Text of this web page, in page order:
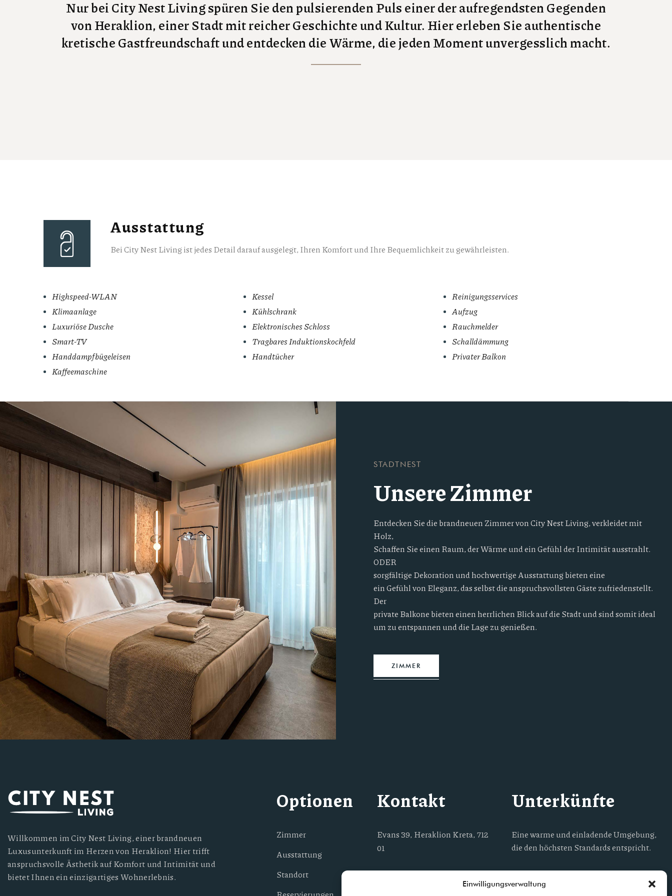
Einwilligungsverwaltung
Nur bei City Nest Living spüren Sie den pulsierenden Puls einer der aufregendsten Gegenden
von Heraklion, einer Stadt mit reicher Geschichte und Kultur. Hier erleben Sie authentische
kretische Gastfreundschaft und entdecken die Wärme, die jeden Moment unvergesslich macht.
Ausstattung
Bei City Nest Living ist jedes Detail darauf ausgelegt, Ihren Komfort und Ihre Bequemlichkeit zu gewährleisten.
Highspeed-WLAN
Klimaanlage
Luxuriöse Dusche
Smart-TV
Handdampfbügeleisen
Kaffeemaschine
Kessel
Kühlschrank
Elektronisches Schloss
Tragbares Induktionskochfeld
Handtücher
Reinigungsservices
Aufzug
Rauchmelder
Schalldämmung
Privater Balkon
STADTNEST
Unsere Zimmer
Entdecken Sie die brandneuen Zimmer von City Nest Living, verkleidet mit
Holz,
Schaffen Sie einen Raum, der Wärme und ein Gefühl der Intimität ausstrahlt.
ODER
sorgfältige Dekoration und hochwertige Ausstattung bieten eine
ein Gefühl von Eleganz, das selbst die anspruchsvollsten Gäste zufriedenstellt.
Der
private Balkone bieten einen herrlichen Blick auf die Stadt und sind somit ideal
um zu entspannen und die Lage zu genießen.
ZIMMER
Willkommen im City Nest Living, einer brandneuen
Luxusunterkunft im Herzen von Heraklion! Hier trifft
anspruchsvolle Ästhetik auf Komfort und Intimität und
bietet Ihnen ein einzigartiges Wohnerlebnis.
Optionen
Zimmer
Ausstattung
Standort
Kontakt
Evans 39, Heraklion Kreta, 712
01
(+30) 694 989 9009
Unterkünfte
Eine warme und einladende Umgebung,
die den höchsten Standards entspricht.